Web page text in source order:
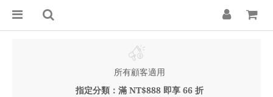
所有顧客適用
指定分類：滿 NT$888 即享 66 折